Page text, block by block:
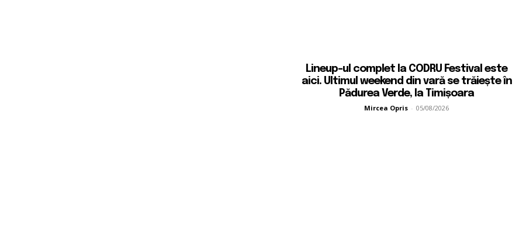
Lineup-ul complet la CODRU Festival este
aici. Ultimul weekend din vară se trăiește în
Pădurea Verde, la Timișoara
Mircea Opris - 05/08/2026